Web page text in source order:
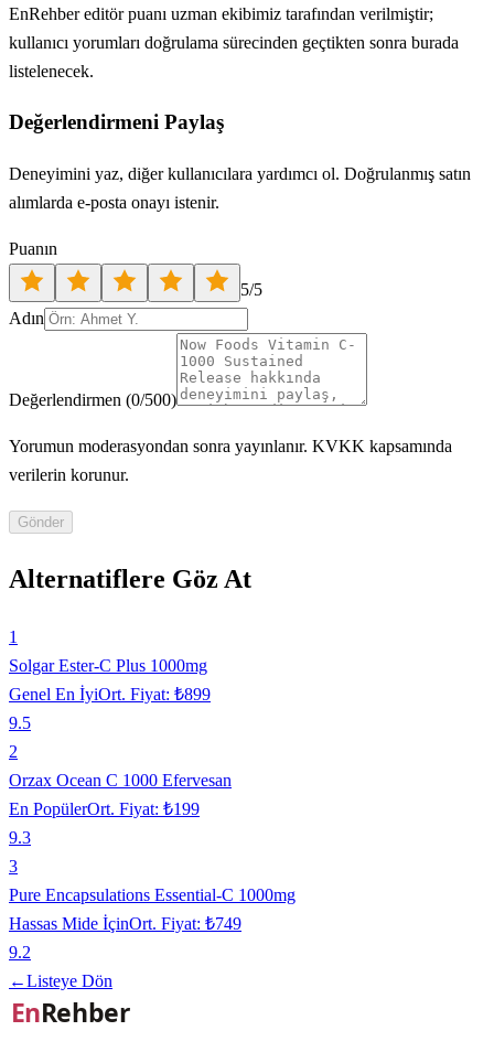
EnRehber editör puanı uzman ekibimiz tarafından verilmiştir;
kullanıcı yorumları doğrulama sürecinden geçtikten sonra burada
listelenecek.
Değerlendirmeni Paylaş
Deneyimini yaz, diğer kullanıcılara yardımcı ol. Doğrulanmış satın
alımlarda e-posta onayı istenir.
Puanın
5/5
Adın
Değerlendirmen (0/500)
Yorumun moderasyondan sonra yayınlanır. KVKK kapsamında
verilerin korunur.
Gönder
Alternatiflere Göz At
1
Solgar Ester-C Plus 1000mg
Genel En İyiOrt. Fiyat: ₺899
9.5
2
Orzax Ocean C 1000 Efervesan
En PopülerOrt. Fiyat: ₺199
9.3
3
Pure Encapsulations Essential-C 1000mg
Hassas Mide İçinOrt. Fiyat: ₺749
9.2
←Listeye Dön